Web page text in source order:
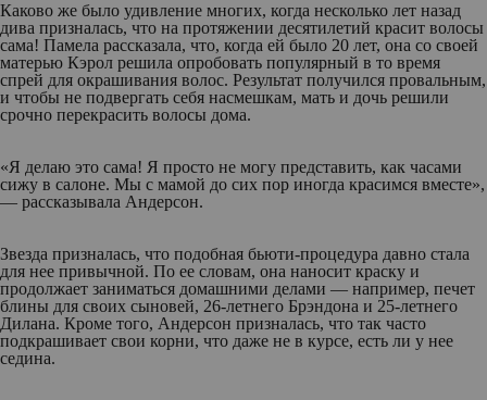
Каково же было удивление многих, когда несколько лет назад
дива призналась, что на протяжении десятилетий красит волосы
сама! Памела рассказала, что, когда ей было 20 лет, она со своей
матерью Кэрол решила опробовать популярный в то время
спрей для окрашивания волос. Результат получился провальным,
и чтобы не подвергать себя насмешкам, мать и дочь решили
срочно перекрасить волосы дома.
«Я делаю это сама! Я просто не могу представить, как часами
сижу в салоне. Мы с мамой до сих пор иногда красимся вместе»,
— рассказывала Андерсон.
Звезда призналась, что подобная бьюти-процедура давно стала
для нее привычной. По ее словам, она наносит краску и
продолжает заниматься домашними делами — например, печет
блины для своих сыновей, 26-летнего Брэндона и 25-летнего
Дилана. Кроме того, Андерсон призналась, что так часто
подкрашивает свои корни, что даже не в курсе, есть ли у нее
седина.